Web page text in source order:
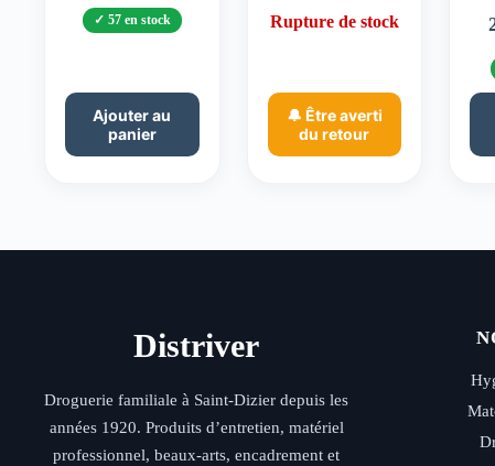
57 en stock
Ajouter au
panier
Rupture de stock
🔔 Être averti
du retour
Distriver
Droguerie familiale à Saint-Dizier depuis les
années 1920. Produits d’entretien, matériel
professionnel, beaux-arts, encadrement et